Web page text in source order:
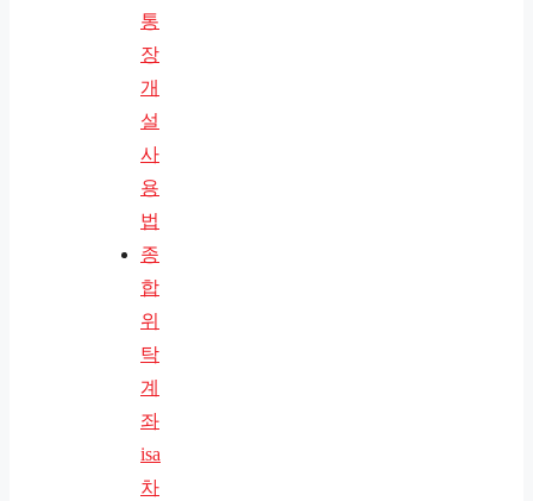
통
장
개
설
사
용
법
종
합
위
탁
계
좌
isa
차